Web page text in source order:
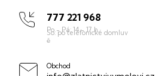
777 221 968
Obchod